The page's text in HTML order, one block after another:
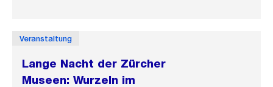
Veranstaltung
Lange Nacht der Zürcher
Museen: Wurzeln im